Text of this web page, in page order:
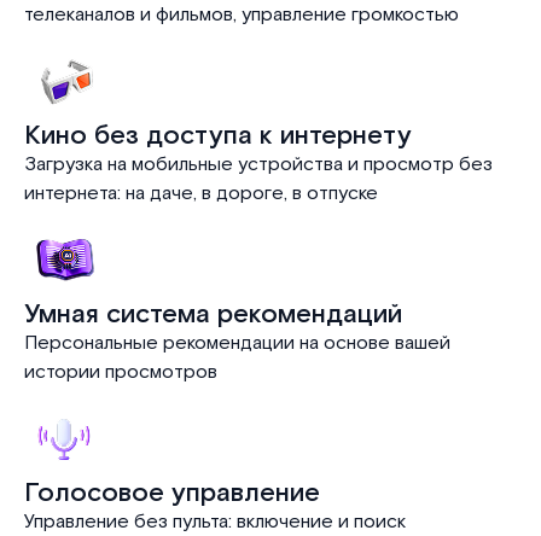
телеканалов и фильмов, управление громкостью
Кино без доступа к интернету
Загрузка на мобильные устройства и просмотр без
интернета: на даче, в дороге, в отпуске
Умная система рекомендаций
Персональные рекомендации на основе вашей
истории просмотров
Голосовое управление
Управление без пульта: включение и поиск